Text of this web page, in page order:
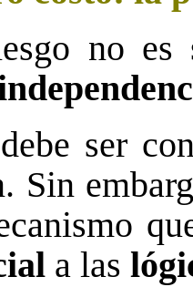
no es
ser
Sin
a las